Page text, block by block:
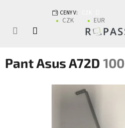
CENY V:
CZK EUR
Pant Asus A72D